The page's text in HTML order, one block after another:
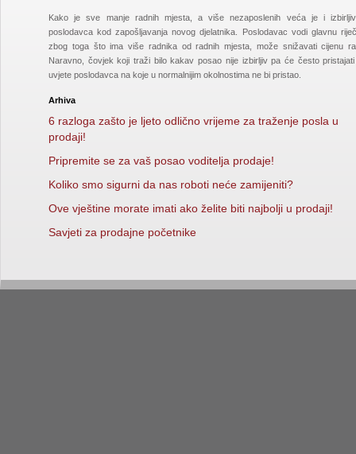
Kako je sve manje radnih mjesta, a više nezaposlenih veća je i
poslodavca kod zapošljavanja novog djelatnika. Poslodavac vodi glavnu
zbog toga što ima više radnika od radnih mjesta, može snižavati cijenu
Naravno, čovjek koji traži bilo kakav posao nije izbirljiv pa će često
uvjete poslodavca na koje u normalnijim okolnostima ne bi pristao.
Arhiva
6 razloga zašto je ljeto odlično vrijeme za traženje posla u
prodaji!
Pripremite se za vaš posao voditelja prodaje!
Koliko smo sigurni da nas roboti neće zamijeniti?
Ove vještine morate imati ako želite biti najbolji u prodaji!
Savjeti za prodajne početnike